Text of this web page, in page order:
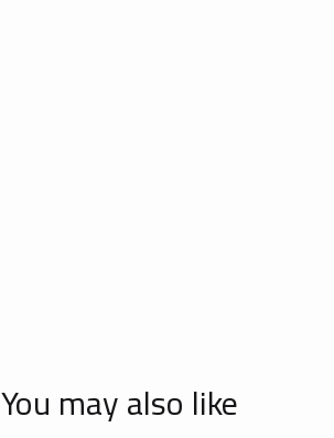
You may also like…